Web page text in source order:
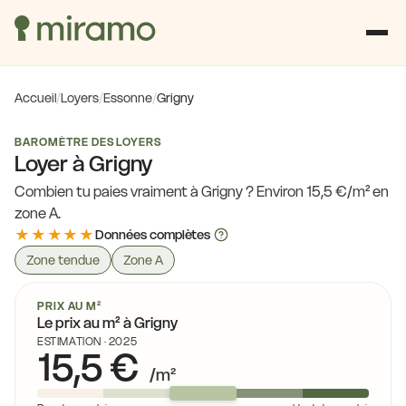
Accueil/Loyers/Essonne/Grigny
BAROMÈTRE DES LOYERS
Loyer à Grigny
Combien tu paies vraiment à Grigny ? Environ 15,5 €/m² en
zone A.
★★★★★Données complètes
Zone tendue
Zone A
PRIX AU M²
Le prix au m² à Grigny
ESTIMATION · 2025
15,5 € /m²